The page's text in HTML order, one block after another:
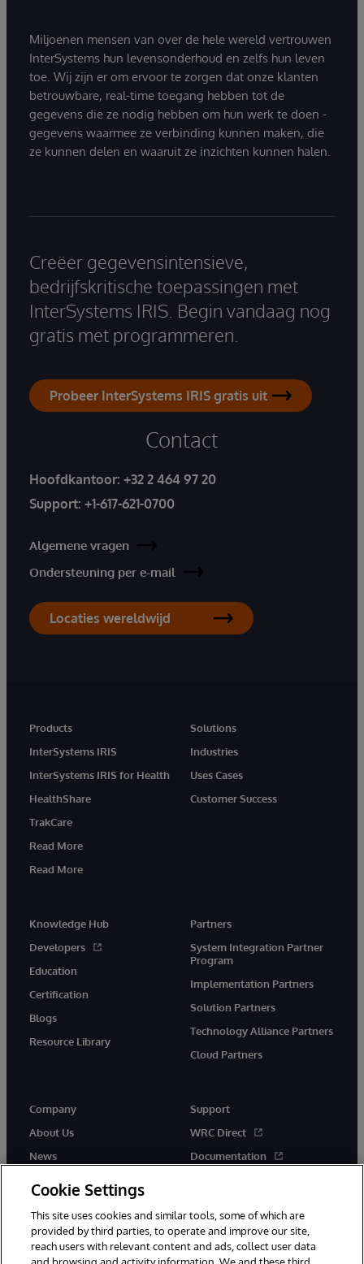
Miljoenen mensen van over de hele wereld vertrouwen
InterSystems hun levensonderhoud en zelfs hun leven
toe. Wij zijn er om ervoor te zorgen dat onze klanten
betrouwbare, real-time toegang hebben tot de
gegevens die ze nodig hebben om hun werk te doen -
gegevens waarmee ze verbinding kunnen maken, die
ze kunnen delen en waaruit ze inzichten kunnen halen.
Creëer gegevensintensieve,
bedrijfskritische toepassingen met
InterSystems IRIS. Begin vandaag nog
gratis met programmeren.
Probeer InterSystems IRIS gratis uit
Contact
Hoofdkantoor: +32 2 464 97 20
Support: +1-617-621-0700
Algemene vragen
Ondersteuning per e-mail
Locaties wereldwijd
Products
InterSystems IRIS
InterSystems IRIS for Health
HealthShare
TrakCare
Read More
Read More
Solutions
Industries
Uses Cases
Customer Success
Knowledge Hub
Developers
Education
Certification
Blogs
Resource Library
Partners
System Integration Partner
Program
Implementation Partners
Solution Partners
Technology Alliance Partners
Cloud Partners
Company
About Us
News
Support
WRC Direct
Documentation
Cookie Settings
This site uses cookies and similar tools, some of which are
provided by third parties, to operate and improve our site,
reach users with relevant content and ads, collect user data